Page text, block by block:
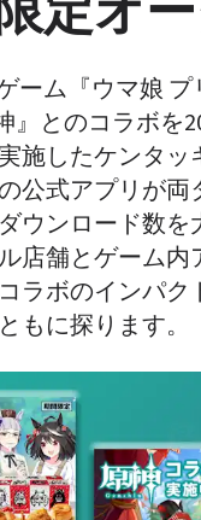
ーム『ウマ娘
』とのコラボを
施したケンタッ
公式アプリが両
ウンロード数を
店舗とゲーム内
ラボのインパク
ともに探ります。